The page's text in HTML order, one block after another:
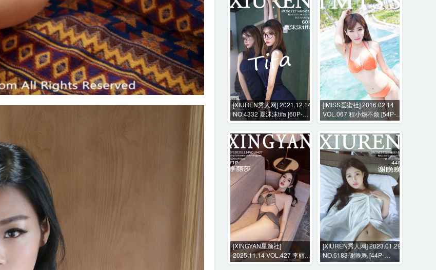
[XIUREN秀人网] 2021.12.14
NO.4332 夏沫沫tifa [60P-
586MB]
[IMISS爱蜜社] 2016.02.14
VOL.067 程小烦不烦 [54P-
182MB]
[XINGYAN星颜社]
2025.11.14 VOL.427 李丽莎
[71P-606MB]
[XIUREN秀人网] 2023.01.29
NO.6183 谢晚晚 [44P-
332MB]